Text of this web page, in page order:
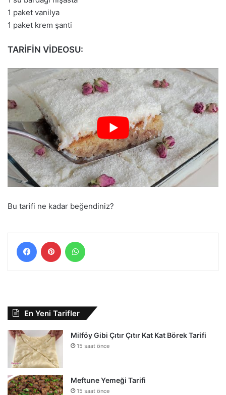
1 paket vanilya
1 paket krem şanti
TARİFİN VİDEOSU:
Bu tarifi ne kadar beğendiniz?
FacebookPinterest
En Yeni Tarifler
Milföy Gibi Çıtır Çıtır Kat Kat Börek Tarifi
15 saat önce
Meftune Yemeği Tarifi
15 saat önce